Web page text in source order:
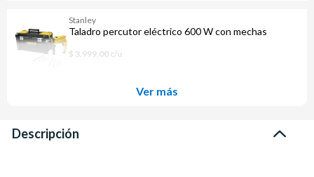
Stanley
Taladro percutor eléctrico 600 W con mechas
$ 3.999,00 c/u
Ver más
Descripción